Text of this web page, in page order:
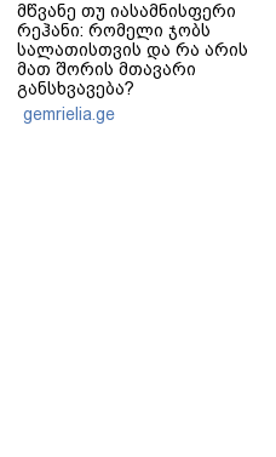
მწვანე თუ იასამნისფერი
რეჰანი: რომელი ჯობს
სალათისთვის და რა არის
მათ შორის მთავარი
განსხვავება?
gemrielia.ge